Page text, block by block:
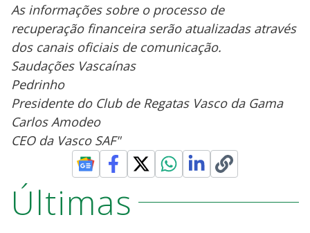
As informações sobre o processo de
recuperação financeira serão atualizadas através
dos canais oficiais de comunicação.
Saudações Vascaínas
Pedrinho
Presidente do Club de Regatas Vasco da Gama
Carlos Amodeo
CEO da Vasco SAF"
Últimas